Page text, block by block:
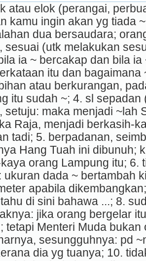
atau elok (perangai,
kamu ingin akan yg tiada
dua bersaudara;
sesuai (utk melakukan
ia ~ bercakap dan bila
itu dan bagaimana
atau berkurangan,
itu sudah ~; 4. sl
setuju: maka menjadi ~lah
Raja, menjadi berkasih-
tadi; 5. berpadanan,
Hang Tuah ini dibunuh;
orang Lampung itu; 6.
ukuran dada ~ bertambah
apabila
di sini bahawa ...; 8.
jika orang bergelar
tetapi Menteri Muda
sesungguhnya: pd
dia yg tuanya; 10.